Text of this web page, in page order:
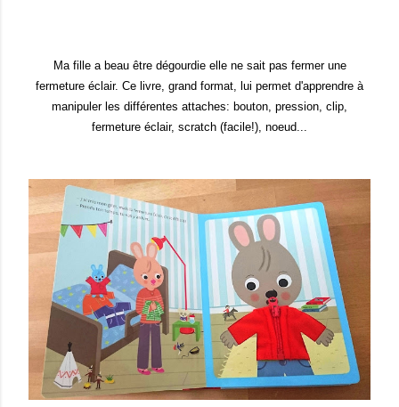
Ma fille a beau être dégourdie elle ne sait pas fermer une
fermeture éclair. Ce livre, grand format, lui permet d'apprendre à
manipuler les différentes attaches: bouton, pression, clip,
fermeture éclair, scratch (facile!), noeud...